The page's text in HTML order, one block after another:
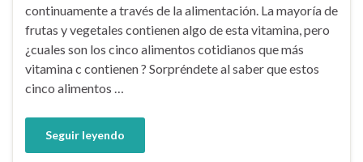
continuamente a través de la alimentación. La mayoría de
frutas y vegetales contienen algo de esta vitamina, pero
¿cuales son los cinco alimentos cotidianos que más
vitamina c contienen ? Sorpréndete al saber que estos
cinco alimentos …
Seguir leyendo